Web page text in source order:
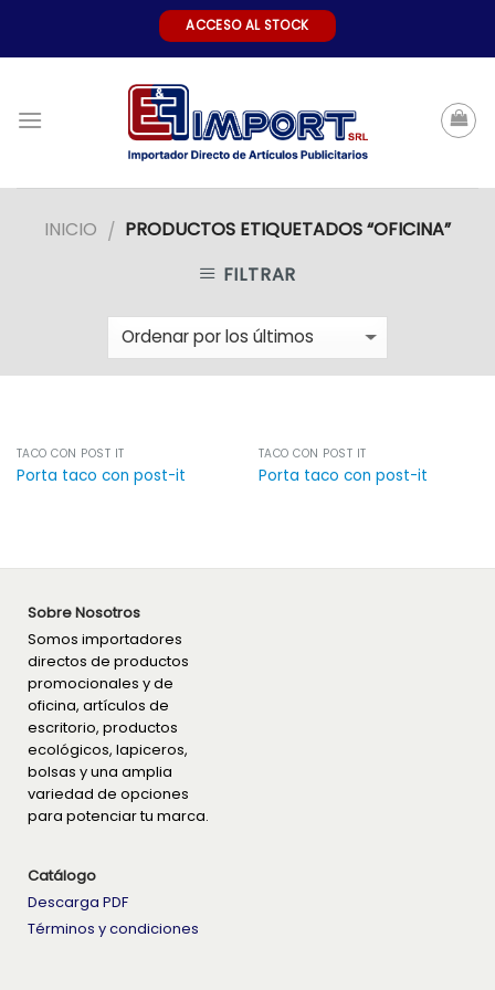
ACCESO AL STOCK
INICIO / PRODUCTOS ETIQUETADOS “OFICINA”
FILTRAR
TACO CON POST IT
Porta taco con post-it
TACO CON POST IT
Porta taco con post-it
Sobre Nosotros
Somos importadores
directos de productos
promocionales y de
oficina, artículos de
escritorio, productos
ecológicos, lapiceros,
bolsas y una amplia
variedad de opciones
para potenciar tu marca.
Catálogo
Descarga PDF
Términos y condiciones